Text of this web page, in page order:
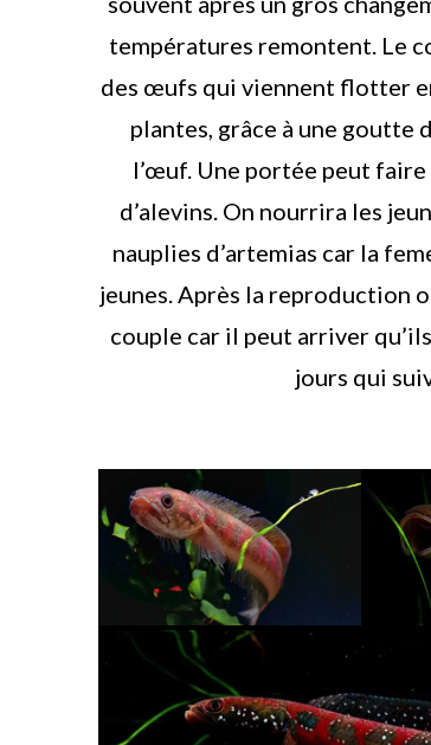
températures remontent. Le
des œufs qui viennent flotter
plantes, grâce à une goutte
l’œuf. Une portée peut
d’alevins. On nourrira les
nauplies d’artemias car la
jeunes. Après la reproduction
couple car il peut arriver
jours qui